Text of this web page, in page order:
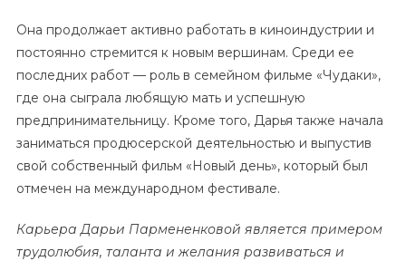
Она продолжает активно работать в киноиндустрии и
постоянно стремится к новым вершинам. Среди ее
последних работ — роль в семейном фильме «Чудаки»,
где она сыграла любящую мать и успешную
предпринимательницу. Кроме того, Дарья также начала
заниматься продюсерской деятельностью и выпустив
свой собственный фильм «Новый день», который был
отмечен на международном фестивале.
Карьера Дарьи Пармененковой является примером
трудолюбия, таланта и желания развиваться и